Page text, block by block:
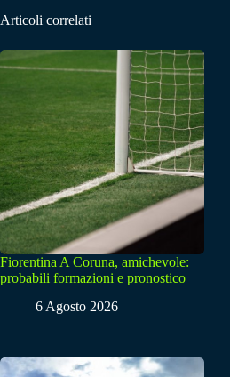
Articoli correlati
Fiorentina A Coruna, amichevole:
probabili formazioni e pronostico
6 Agosto 2026